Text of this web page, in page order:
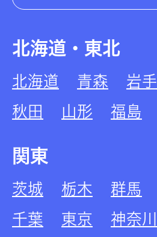
北海道・東北
北海道 青森 岩手
秋田
山形 福島
関東
茨城 栃木 群馬
千葉
東京 神奈川